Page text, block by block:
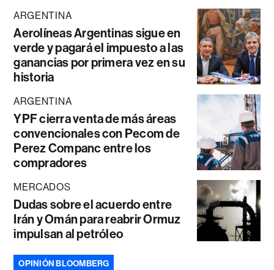
ARGENTINA
Aerolíneas Argentinas sigue en
verde y pagará el impuesto a las
ganancias por primera vez en su
historia
ARGENTINA
YPF cierra venta de más áreas
convencionales con Pecom de
Perez Companc entre los
compradores
MERCADOS
Dudas sobre el acuerdo entre
Irán y Omán para reabrir Ormuz
impulsan al petróleo
OPINIÓN BLOOMBERG